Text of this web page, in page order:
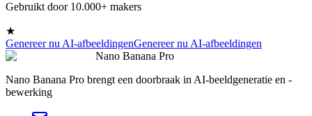
Gebruikt door 10.000+ makers
★
Genereer nu AI-afbeeldingenGenereer nu AI-afbeeldingen
Nano Banana Pro
Nano Banana Pro brengt een doorbraak in AI-beeldgeneratie en -
bewerking